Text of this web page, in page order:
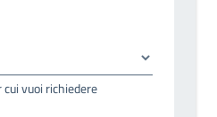
vuoi richiedere